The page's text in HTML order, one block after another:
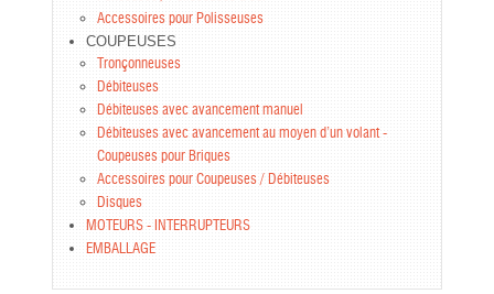
Accessoires pour Polisseuses
COUPEUSES
Tronçonneuses
Débiteuses
Débiteuses avec avancement manuel
Débiteuses avec avancement au moyen d’un volant -
Coupeuses pour Briques
Accessoires pour Coupeuses / Débiteuses
Disques
MOTEURS - INTERRUPTEURS
EMBALLAGE